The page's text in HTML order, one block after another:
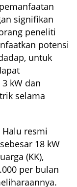
signifikan
peneliti
potensi
untuk
kW dan
selama
Halu resmi
18 kW
(KK),
per bulan